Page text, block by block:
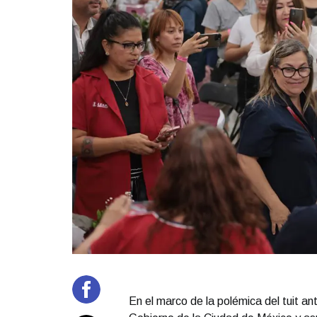
En el marco de la polémica del tuit